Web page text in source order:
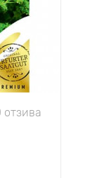
отзива